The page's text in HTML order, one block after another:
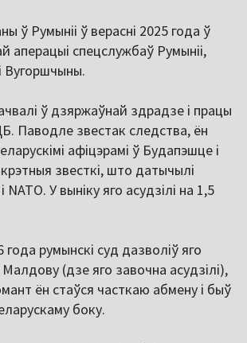
ў Румыніі ў верасні 2025 года ў
аперацыі спецслужбаў Румыніі,
Вугоршчыны.
ў дзяржаўнай здрадзе і працы
Паводле звестак следства, ён
афіцэрамі ў Будапэшце і
звесткі, што датычылі
NATO. У выніку яго асудзілі на 1,5
года румынскі суд дазволіў яго
(дзе яго завочна асудзілі),
ён стаўся часткаю абмену і быў
боку.